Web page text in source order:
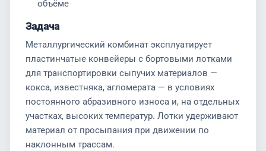
объёме
Задача
Металлургический комбинат эксплуатирует
пластинчатые конвейеры с бортовыми лотками
для транспортировки сыпучих материалов —
кокса, известняка, агломерата — в условиях
постоянного абразивного износа и, на отдельных
участках, высоких температур. Лотки удерживают
материал от просыпания при движении по
наклонным трассам.